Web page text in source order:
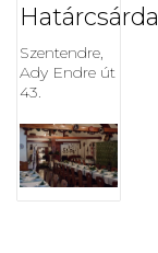
Határcsárda
Szentendre,
Ady Endre út
43.